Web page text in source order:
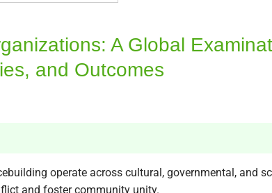
A Global
and Outcomes
operate across cultural, governmental, and
and foster community unity.